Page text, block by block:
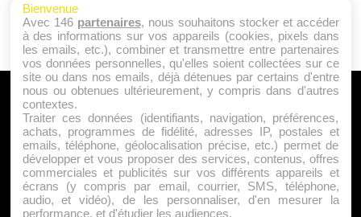
A PROPOS
Qui sommes nous ?
Mentions Légales
Publicité
Politique de Cookies
Contact
Bienvenue
Avec 146 partenaires, nous souhaitons stocker et accéder
à des informations sur vos appareils (cookies, pixels dans
les emails, etc.), combiner et transmettre entre partenaires
vos données personnelles, qu'elles soient collectées sur ce
site ou dans nos emails, déjà détenues par certains d'entre
nous ou obtenues ultérieurement, y compris dans d'autres
contextes.
Traiter ces données (identifiants, navigation, préférences,
achats, programmes de fidélité, adresses IP, postales et
emails, téléphone, géolocalisation précise, etc.) permet de
développer et vous proposer des services, contenus, offres
commerciales et publicités sur vos différents appareils et
écrans (y compris par email, courrier, SMS, téléphone,
audio, et vidéo), de les personnaliser, d'en mesurer la
performance, et d'étudier les audiences.